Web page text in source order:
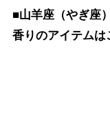
■山羊座（やぎ座
香りのアイテムは